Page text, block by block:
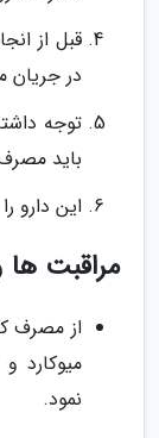
قبل از
در جریان
باید
این دارو
مراقبت
از مصرف
نمود.